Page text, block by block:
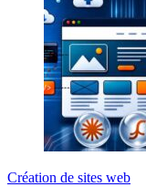
Création de sites web